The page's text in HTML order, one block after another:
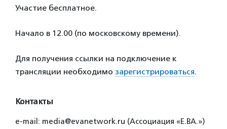
Участие бесплатное.
Начало в 12.00 (по московскому времени).
Для получения ссылки на подключение к
трансляции необходимо зарегистрироваться.
Контакты
e-mail: media@evanetwork.ru (Ассоциация «Е.ВА.»)